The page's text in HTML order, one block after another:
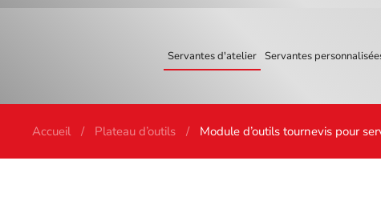
Servantes d'atelier Servantes
Accueil Plateau d’outils Module d’outils tournevis pour